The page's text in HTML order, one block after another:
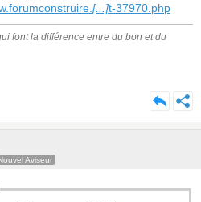
[...]t-37970.php
font la différence entre du bon et du
Aviseur